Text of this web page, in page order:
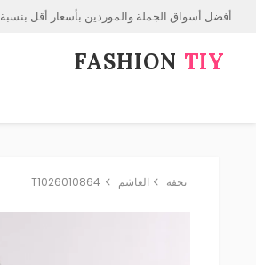
أفضل أسواق الجملة والموردين بأسعار أقل بنسبة 70%!
FASHION⁠ TIY
نحفة العاشم T1026010864